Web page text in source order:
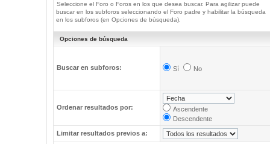
Seleccione el Foro o Foros en los que desea buscar. Para agilizar puede
buscar en los subforos seleccionando el Foro padre y habilitar la búsqueda
en los subforos (en Opciones de búsqueda).
Opciones de búsqueda
Buscar en subforos: Sí No
Ordenar resultados por:
Ascendente
Descendente
Limitar resultados previos a: